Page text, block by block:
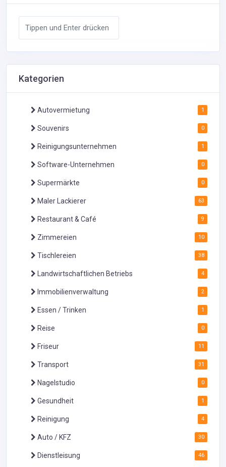
Kategorien
Autovermietung 1
Souvenirs 0
Reinigungsunternehmen 1
Software-Unternehmen 0
Supermärkte 0
Maler Lackierer 63
Restaurant & Café 9
Zimmereien 10
Tischlereien 38
Landwirtschaftlichen Betriebs 4
Immobilienverwaltung 2
Essen / Trinken 1
Reise 0
Friseur 11
Transport 31
Nagelstudio 0
Gesundheit 1
Reinigung 4
Auto / KFZ 30
Dienstleisung 46